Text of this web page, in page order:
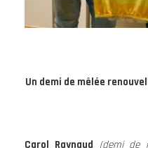
Un demi de mêlée
Carol Raynaud (demi de